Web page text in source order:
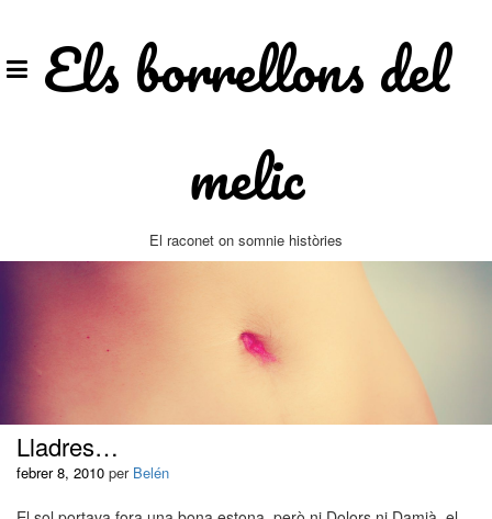
contingutEls borrellons del
melic
El raconet on somnie històries
Lladres…
febrer 8, 2010 per Belén